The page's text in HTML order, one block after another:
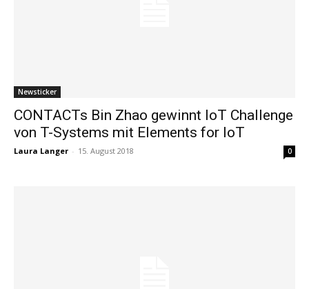
Newsticker
CONTACTs Bin Zhao gewinnt IoT Challenge
von T-Systems mit Elements for IoT
Laura Langer - 15. August 2018 0